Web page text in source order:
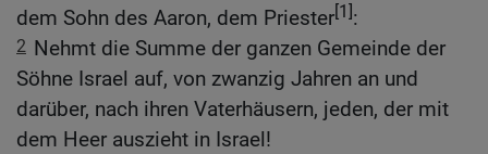
dem Sohn des Aaron, dem Priester[1]:
2 Nehmt die Summe der ganzen Gemeinde der
Söhne Israel auf, von zwanzig Jahren an und
darüber, nach ihren Vaterhäusern, jeden, der mit
dem Heer auszieht in Israel!